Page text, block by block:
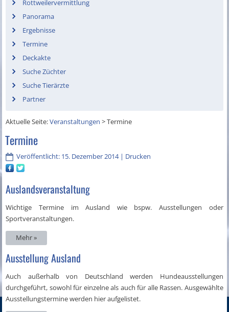
Rottweilervermittlung
Panorama
Ergebnisse
Termine
Deckakte
Suche Züchter
Suche Tierärzte
Partner
Aktuelle Seite:Veranstaltungen >Termine
Termine
Veröffentlicht: 15. Dezember 2014| Drucken
Auslandsveranstaltung
Wichtige Termine im Ausland wie bspw. Ausstellungen oder
Sportveranstaltungen.
Mehr »
Ausstellung Ausland
Auch außerhalb von Deutschland werden Hundeausstellungen
durchgeführt, sowohl für einzelne als auch für alle Rassen. Ausgewählte
Ausstellungstermine werden hier aufgelistet.